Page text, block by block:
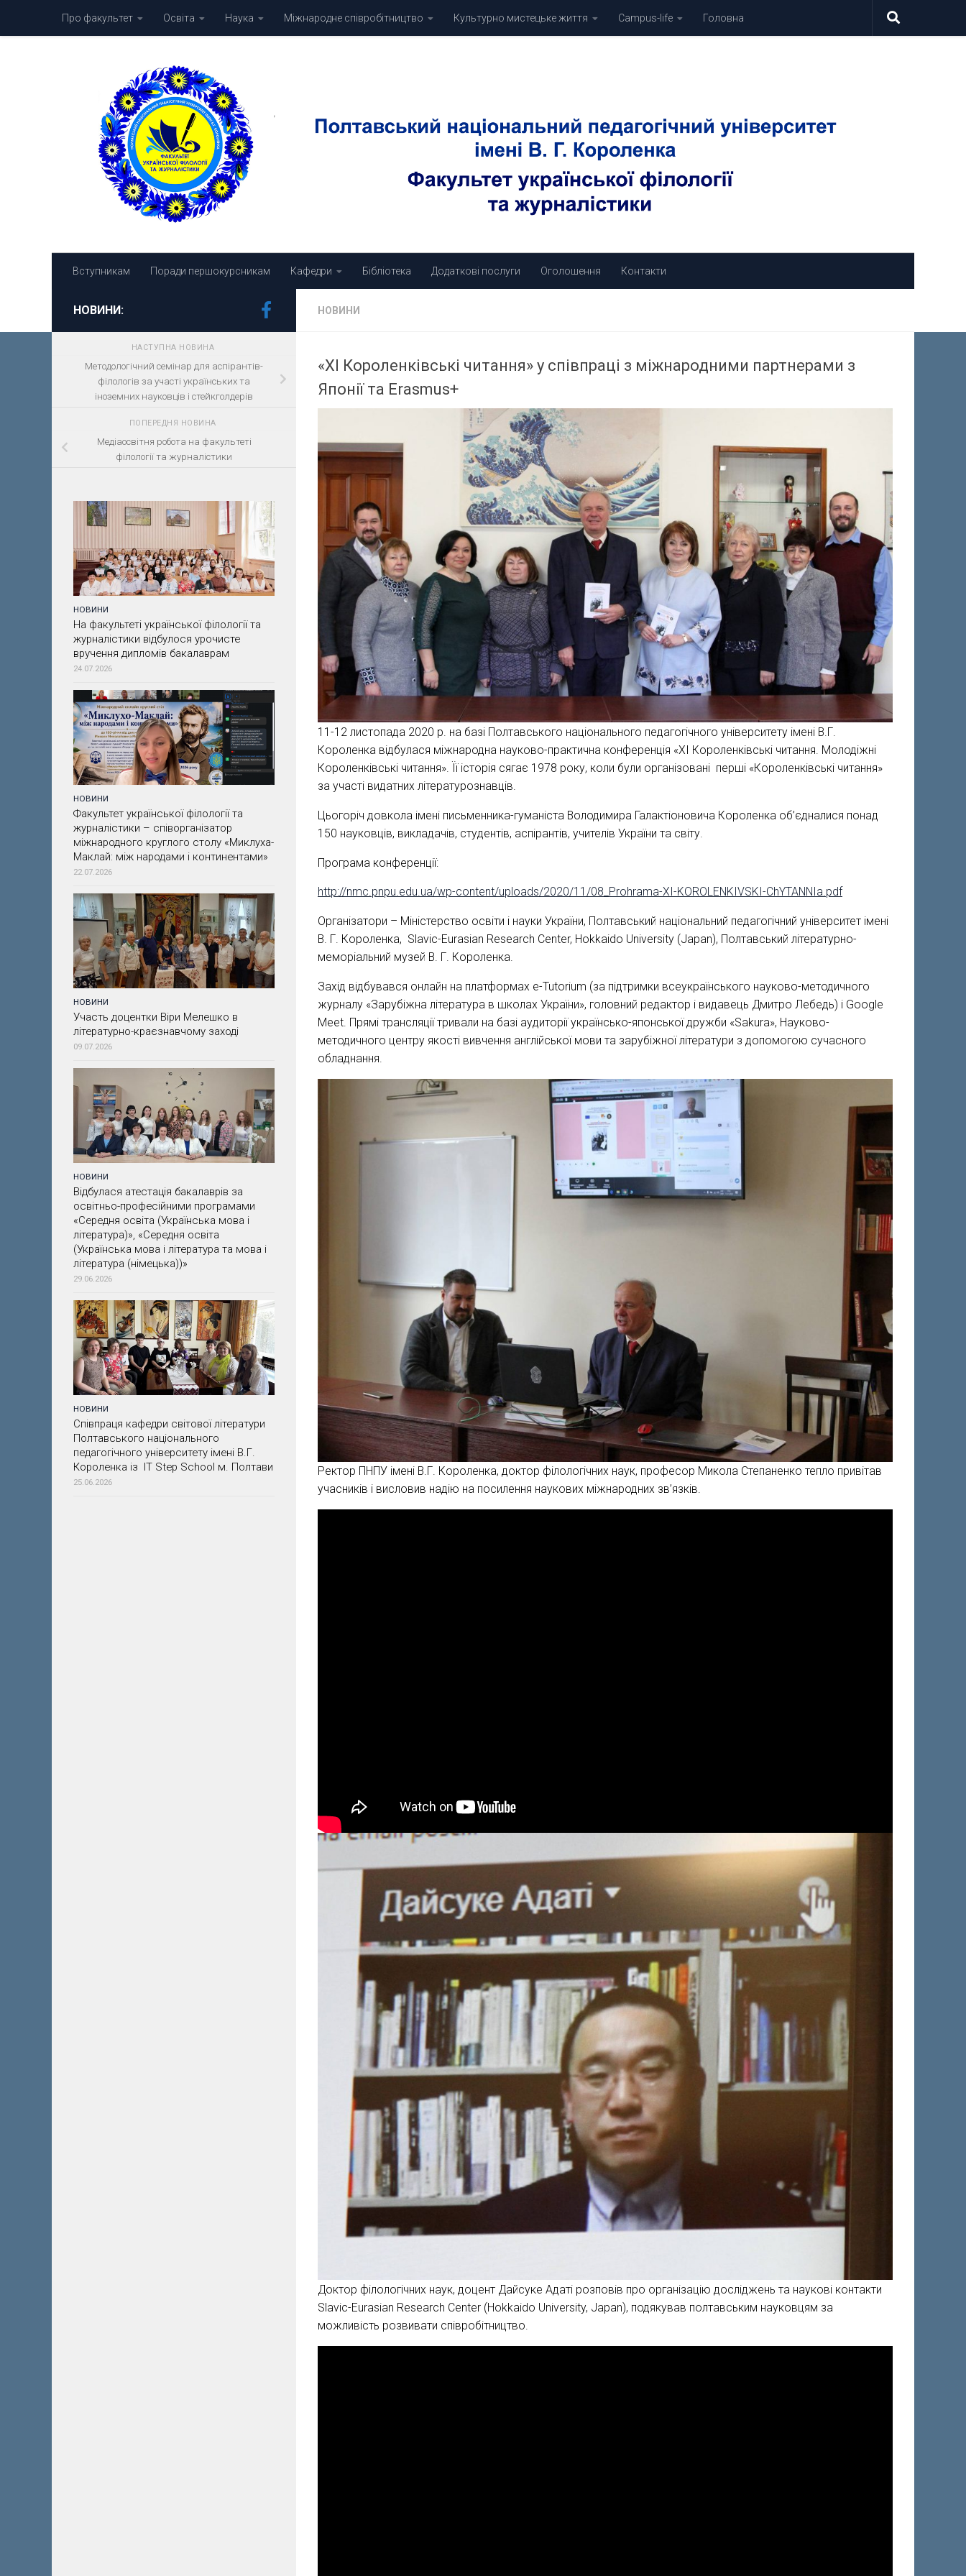
Skip to contentПро факультет Освіта Наука Міжнародне співробітництво Культурно мистецьке життя Campus-life Головна
Вступникам Поради першокурсникам Кафедри Бібліотека Додаткові послуги Оголошення Контакти
НОВИНИ
«ХІ Короленківські читання» у співпраці з міжнародними партнерами з
Японії та Erasmus+
11-12 листопада 2020 р. на базі Полтавського національного педагогічного університету імені В.Г.
Короленка відбулася міжнародна науково-практична конференція «ХІ Короленківські читання. Молодіжні
Короленківські читання». Її історія сягає 1978 року, коли були організовані перші «Короленківські читання»
за участі видатних літературознавців.
Цьогоріч довкола імені письменника-гуманіста Володимира Галактіоновича Короленка об’єдналися понад
150 науковців, викладачів, студентів, аспірантів, учителів України та світу.
Програма конференції:
http://nmc.pnpu.edu.ua/wp-content/uploads/2020/11/08_Prohrama-XI-KOROLENKIVSKI-ChYTANNIa.pdf
Організатори – Міністерство освіти і науки України, Полтавський національний педагогічний університет імені
В. Г. Короленка, Slavic-Eurasian Research Center, Hokkaido University (Japan), Полтавський літературно-
меморіальний музей В. Г. Короленка.
Захід відбувався онлайн на платформах e-Tutorium (за підтримки всеукраїнського науково-методичного
журналу «Зарубіжна література в школах України», головний редактор і видавець Дмитро Лебедь) і Google
Meet. Прямі трансляції тривали на базі аудиторії українсько-японської дружби «Sakura», Науково-
методичного центру якості вивчення англійської мови та зарубіжної літератури з допомогою сучасного
обладнання.
Ректор ПНПУ імені В.Г. Короленка, доктор філологічних наук, професор Микола Степаненко тепло привітав
учасників і висловив надію на посилення наукових міжнародних зв’язків.
Доктор філологічних наук, доцент Дайсуке Адаті розповів про організацію досліджень та наукові контакти
Slavic-Eurasian Research Center (Hokkaido University, Japan), подякував полтавським науковцям за
можливість розвивати співробітництво.
НОВИНИ:
НАСТУПНА НОВИНА
Методологічний семінар для аспірантів-
філологів за участі українських та
іноземних науковців і стейкголдерів
ПОПЕРЕДНЯ НОВИНА
Медіаосвітня робота на факультеті
філології та журналістики
НОВИНИ
На факультеті української філології та
журналістики відбулося урочисте
вручення дипломів бакалаврам
24.07.2026
НОВИНИ
Факультет української філології та
журналістики – співорганізатор
міжнародного круглого столу «Миклуха-
Маклай: між народами і континентами»
22.07.2026
НОВИНИ
Участь доцентки Віри Мелешко в
літературно-краєзнавчому заході
09.07.2026
НОВИНИ
Відбулася атестація бакалаврів за
освітньо-професійними програмами
«Середня освіта (Українська мова і
література)», «Середня освіта
(Українська мова і література та мова і
література (німецька))»
29.06.2026
НОВИНИ
Співпраця кафедри світової літератури
Полтавського національного
педагогічного університету імені В.Г.
Короленка із IT Step School м. Полтави
25.06.2026